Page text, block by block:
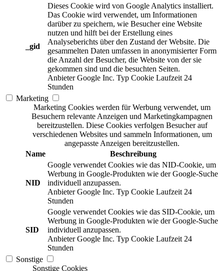
_gid
Dieses Cookie wird von Google Analytics installiert.
Das Cookie wird verwendet, um Informationen
darüber zu speichern, wie Besucher eine Website
nutzen und hilft bei der Erstellung eines
Analyseberichts über den Zustand der Website. Die
gesammelten Daten umfassen in anonymisierter Form
die Anzahl der Besucher, die Website von der sie
gekommen sind und die besuchten Seiten.
Anbieter Google Inc. Typ Cookie Laufzeit 24
Stunden
Marketing
Marketing Cookies werden für Werbung verwendet, um
Besuchern relevante Anzeigen und Marketingkampagnen
bereitzustellen. Diese Cookies verfolgen Besucher auf
verschiedenen Websites und sammeln Informationen, um
angepasste Anzeigen bereitzustellen.
Name
Beschreibung
NID
Google verwendet Cookies wie das NID-Cookie, um
Werbung in Google-Produkten wie der Google-Suche
individuell anzupassen.
Anbieter Google Inc. Typ Cookie Laufzeit 24
Stunden
SID
Google verwendet Cookies wie das SID-Cookie, um
Werbung in Google-Produkten wie der Google-Suche
individuell anzupassen.
Anbieter Google Inc. Typ Cookie Laufzeit 24
Stunden
Sonstige
Sonstige Cookies